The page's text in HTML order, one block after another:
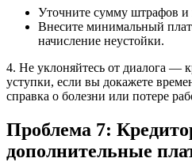
Уточните сумму штрафов и
Внесите минимальный
начисление неустойки.
4. Не уклоняйтесь от диалога —
уступки, если вы докажете
справка о болезни или потере
Проблема 7:
дополнительные